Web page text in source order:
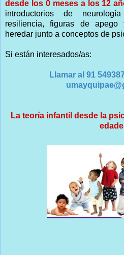
desde los 0 meses a los 12
introductorios de
resiliencia, figuras de
heredar junto a conceptos de
Si están interesados/as:
Llamar al 91
La teoría infantil desde la